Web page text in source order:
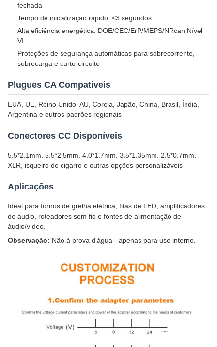
fechada
Tempo de inicialização rápido: <3 segundos
Alta eficiência energética: DOE/CEC/ErP/MEPS/NRcan Nível
VI
Proteções de segurança automáticas para sobrecorrente,
sobrecarga e curto-circuito
Plugues CA Compatíveis
EUA, UE, Reino Unido, AU, Coreia, Japão, China, Brasil, Índia,
Argentina e outros padrões regionais
Conectores CC Disponíveis
5,5*2,1mm, 5,5*2,5mm, 4,0*1,7mm, 3,5*1,35mm, 2,5*0,7mm,
XLR, isqueiro de cigarro e outras opções personalizáveis
Aplicações
Ideal para fornos de grelha elétrica, fitas de LED, amplificadores
de áudio, roteadores sem fio e fontes de alimentação de
áudio/vídeo.
Observação: Não à prova d'água - apenas para uso interno.